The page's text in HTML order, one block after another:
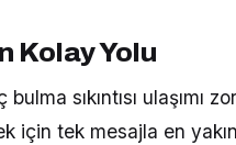
Kolay Yolu
sıkıntısı ulaşımı
tek mesajla en yakın